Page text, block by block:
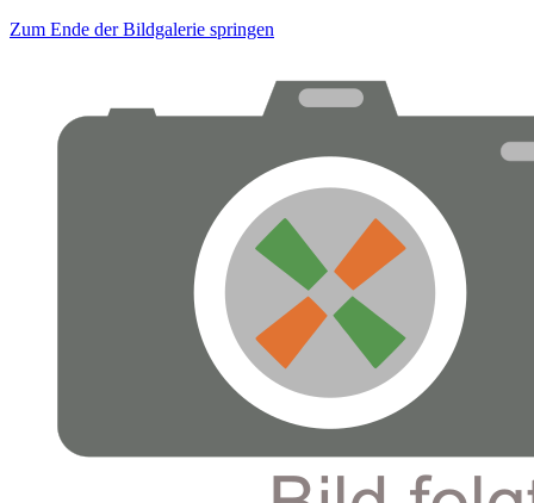
Zum Ende der Bildgalerie springen